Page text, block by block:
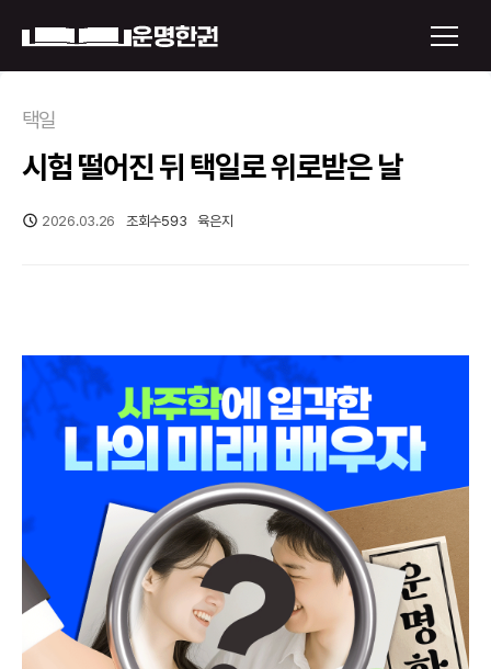
운명한권 보기
미래 배우자 얼굴
신년운세
토정비결
오늘의 운세
작명
회원가입
택일
시험 떨어진 뒤 택일로 위로받은 날
2026.03.26 조회수593 육은지